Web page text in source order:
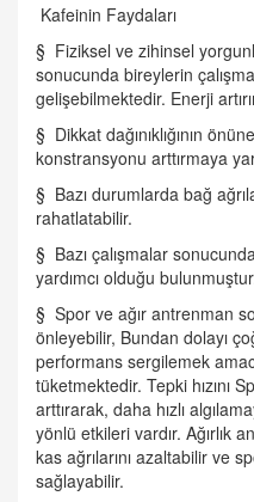
Kafeinin Faydaları
§ Fiziksel ve zihinsel
sonucunda bireylerin
gelişebilmektedir. Enerji
§ Dikkat dağınıklığının
konstransyonu arttırmaya
§ Bazı durumlarda bağ
rahatlatabilir.
§ Bazı çalışmalar
yardımcı olduğu
§ Spor ve ağır antrenman
önleyebilir, Bundan dolayı
performans sergilemek
tüketmektedir. Tepki hızını
arttırarak, daha hızlı
yönlü etkileri vardır. Ağırlık
kas ağrılarını azaltabilir ve
sağlayabilir.